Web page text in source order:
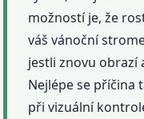
možností je, že
váš vánoční
jestli znovu obrazí
Nejlépe se příčina
při vizuální